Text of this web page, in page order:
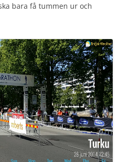
bara få tummen ur och